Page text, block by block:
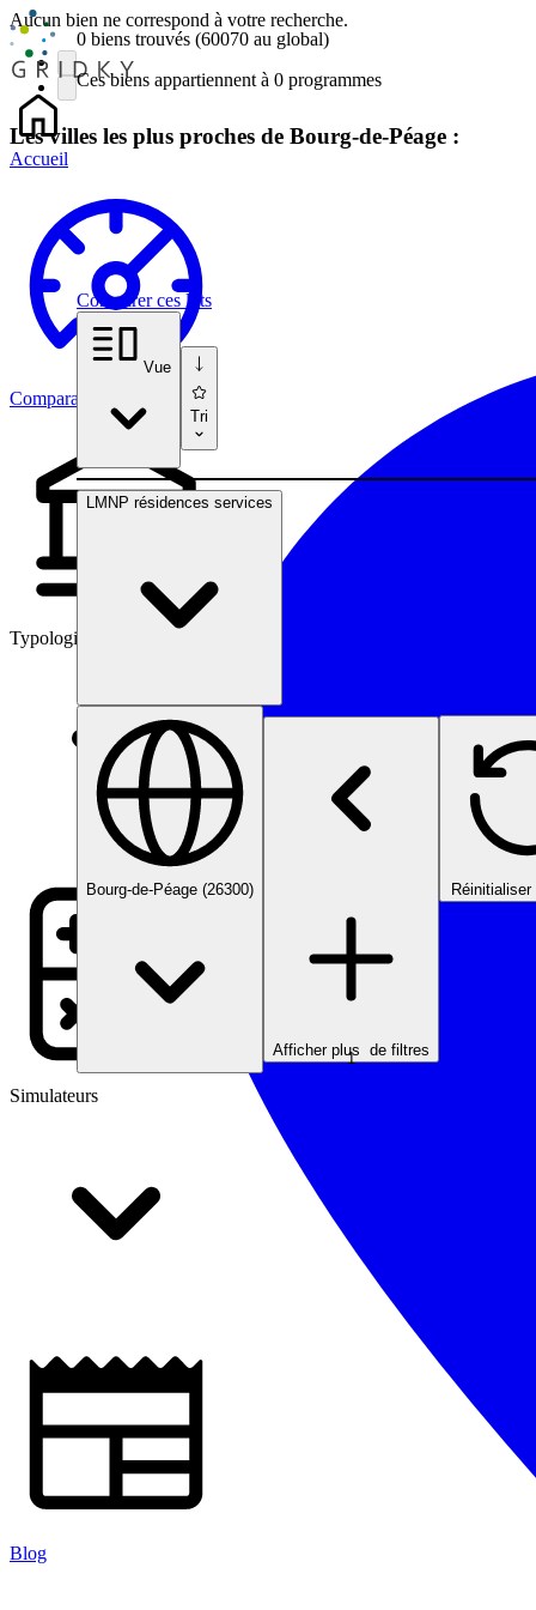
Accueil
Comparateur
Typologies d’investissement
Simulateurs
Blog
0 biens trouvés (60070 au global)
Ces biens appartiennent à 0 programmes
Comparer ces lots
Vue
Tri
LMNP résidences services
Bourg-de-Péage (26300)
Afficher plus de filtres
1
Réinitialiser
Aucun bien ne correspond à votre recherche.
Les villes les plus proches de Bourg-de-Péage :